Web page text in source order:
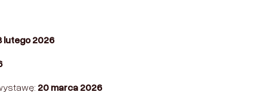
lutego 2026
20 marca 2026